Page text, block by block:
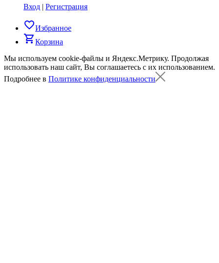
Вход | Регистрация
favorite_borderИзбранное
shopping_cartКорзина
Мы используем cookie-файлы и Яндекс.Метрику. Продолжая
использовать наш сайт, Вы соглашаетесь с их использованием.
Подробнее в Политике конфиденциальности